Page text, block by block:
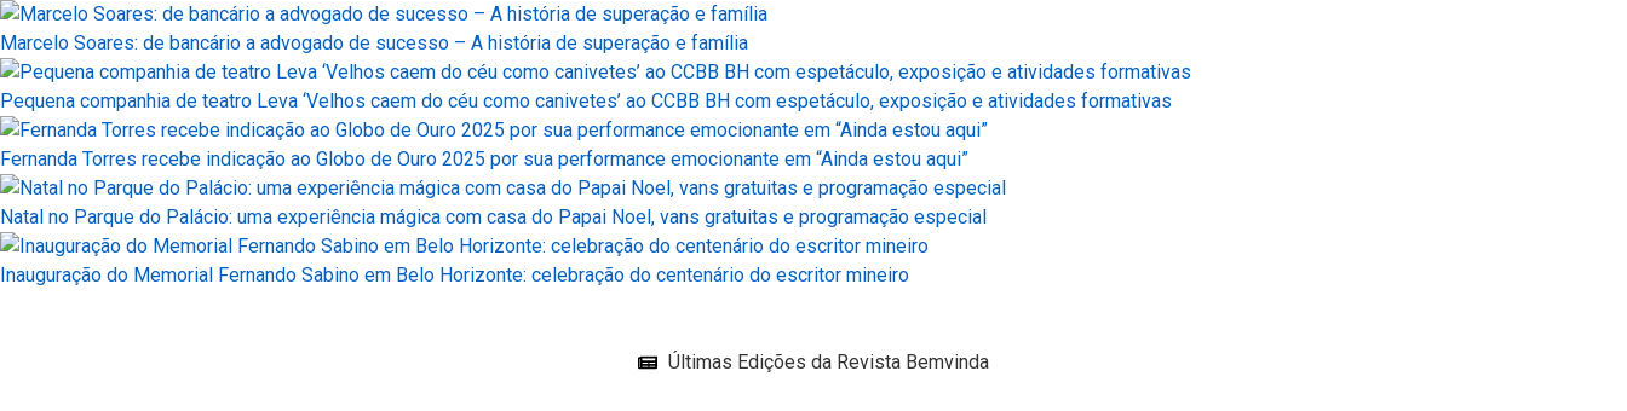
Marcelo Soares: de bancário a advogado de sucesso – A história de superação e família
Pequena companhia de teatro Leva ‘Velhos caem do céu como canivetes’ ao CCBB BH com espetáculo, exposição e atividades formativas
Fernanda Torres recebe indicação ao Globo de Ouro 2025 por sua performance emocionante em “Ainda estou aqui”
Natal no Parque do Palácio: uma experiência mágica com casa do Papai Noel, vans gratuitas e programação especial
Inauguração do Memorial Fernando Sabino em Belo Horizonte: celebração do centenário do escritor mineiro
Últimas Edições da Revista Bemvinda